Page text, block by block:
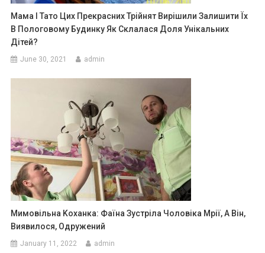
Мама І Тато Цих Прекрасних Трійнят Вирішили Залишити Їх
В Пологовому Будинку Як Склалася Доля Унікальних
Дітей?
June 30, 2021 admin
Мимовільна Kоханка: Фаїна Зустріла Чоловіка Мрії, А Він,
Виявилося, Одружений
January 11, 2022 admin